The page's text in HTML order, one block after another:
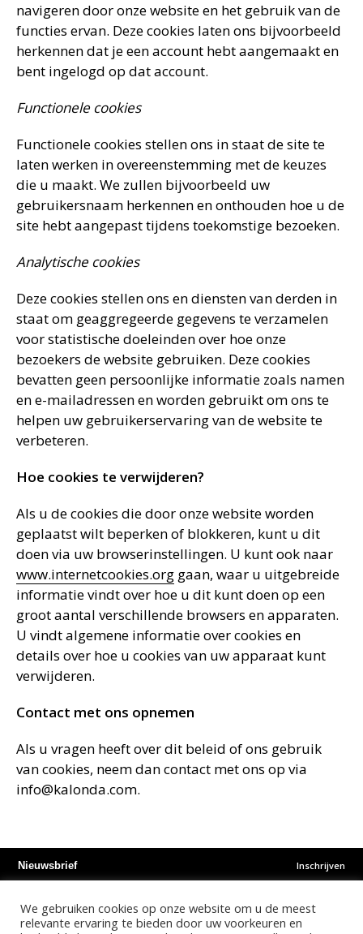
navigeren door onze website en het gebruik van de
functies ervan. Deze cookies laten ons bijvoorbeeld
herkennen dat je een account hebt aangemaakt en
bent ingelogd op dat account.
Functionele cookies
Functionele cookies stellen ons in staat de site te
laten werken in overeenstemming met de keuzes
die u maakt. We zullen bijvoorbeeld uw
gebruikersnaam herkennen en onthouden hoe u de
site hebt aangepast tijdens toekomstige bezoeken.
Analytische cookies
Deze cookies stellen ons en diensten van derden in
staat om geaggregeerde gegevens te verzamelen
voor statistische doeleinden over hoe onze
bezoekers de website gebruiken. Deze cookies
bevatten geen persoonlijke informatie zoals namen
en e-mailadressen en worden gebruikt om ons te
helpen uw gebruikerservaring van de website te
verbeteren.
Hoe cookies te verwijderen?
Als u de cookies die door onze website worden
geplaatst wilt beperken of blokkeren, kunt u dit
doen via uw browserinstellingen. U kunt ook naar
www.internetcookies.org gaan, waar u uitgebreide
informatie vindt over hoe u dit kunt doen op een
groot aantal verschillende browsers en apparaten.
U vindt algemene informatie over cookies en
details over hoe u cookies van uw apparaat kunt
verwijderen.
Contact met ons opnemen
Als u vragen heeft over dit beleid of ons gebruik
van cookies, neem dan contact met ons op via
info@kalonda.com.
Nieuwsbrief Inschrijven
Instagram Facebook Youtube
We gebruiken cookies op onze website om u de meest
relevante ervaring te bieden door uw voorkeuren en